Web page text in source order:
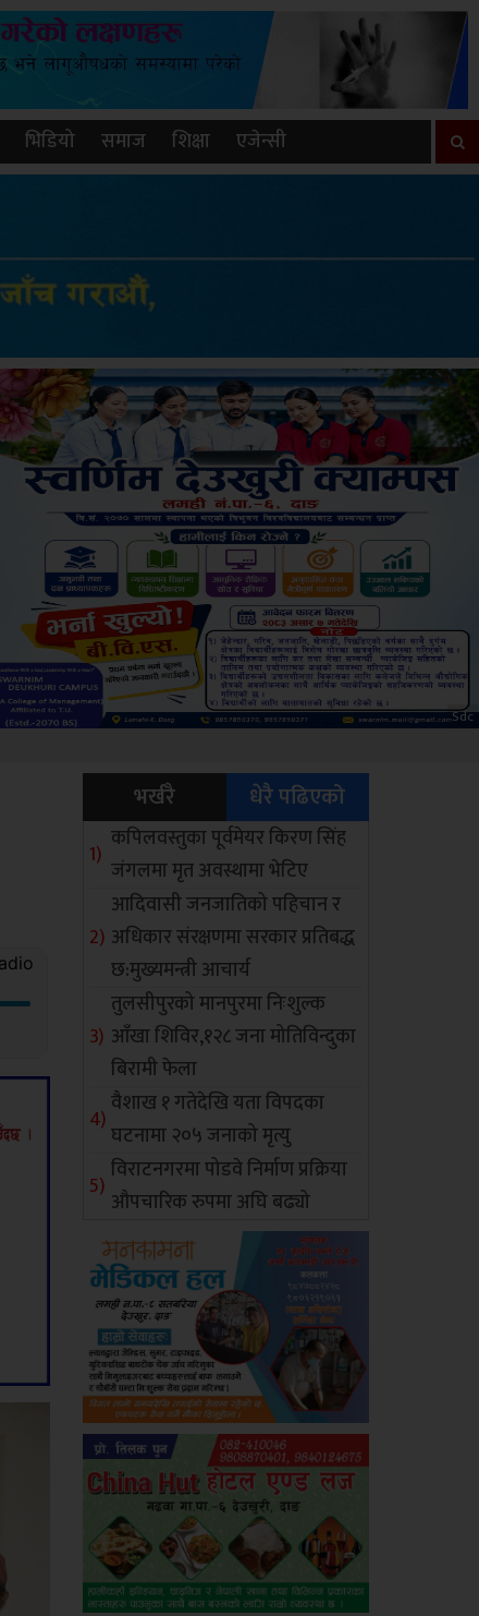
भिडियो समाज शिक्षा एजेन्सी
ksbus
भर्खरै धेरै पढिएको
कपिलवस्तुका पूर्वमेयर किरण सिंह
जंगलमा मृत अवस्थामा भेटिए
आदिवासी जनजातिको पहिचान र
अधिकार संरक्षणमा सरकार प्रतिबद्ध
छ:मुख्यमन्त्री आचार्य
तुलसीपुरको मानपुरमा निःशुल्क
आँखा शिविर,१२८ जना मोतिविन्दुका
बिरामी फेला
वैशाख १ गतेदेखि यता विपदका
घटनामा २०५ जनाको मृत्यु
विराटनगरमा पोडवे निर्माण प्रक्रिया
औपचारिक रुपमा अघि बढ्यो